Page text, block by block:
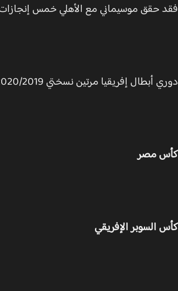
حقق موسيماني مع الأهلي خمس إنجازات.
أبطال إفريقيا مرتين نسختي 2020/2019
مصر
السوبر الإفريقي